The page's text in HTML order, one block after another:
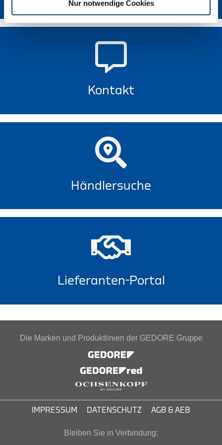
Nur notwendige Cookies
Kontakt
Händlersuche
Lieferanten-Portal
Die Marken und Produktlinien der GEDORE Gruppe
IMPRESSUM DATENSCHUTZ AGB & AEB
Bleiben Sie in Verbindung: